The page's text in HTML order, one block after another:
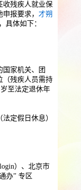
员工培训
惠券
收残疾人就业保
报要求， 才朔
具体如下：
国家机关、团
（残疾人员需持
至法定退休年
定假日休息）
login）、北京市
办” 专区